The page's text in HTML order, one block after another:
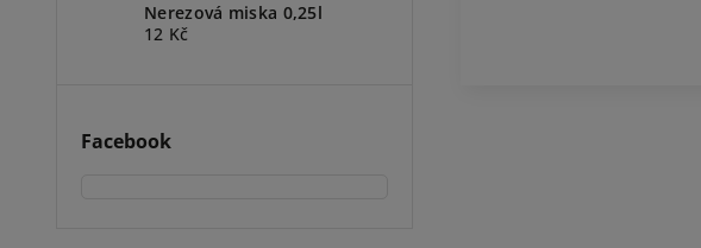
Nerezová miska 0,25l
12 Kč
Facebook